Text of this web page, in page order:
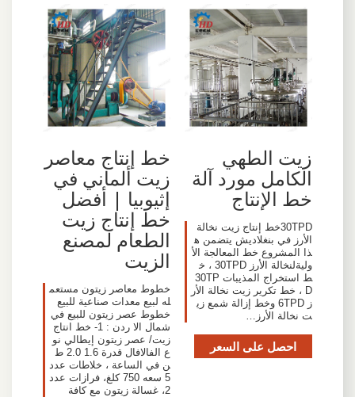
زيت الطهي
الكامل مورد آلة
خط الإنتاج
30TPDخط إنتاج زيت نخالة
الأرز في بنغلاديش يتضمن ه
ذا المشروع خط المعالجة الأ
وليةلنخالة الأرز 30TPD ، خ
ط استخراج المذيبات 30TP
D ، خط تكرير زيت نخالة الأر
ز 6TPD وخط إزالة شمع زي
ت نخالة الأرز…
احصل على السعر
خط إنتاج معاصر
زيت ألماني في
إثيوبيا | أفضل
خط إنتاج زيت
الطعام لمصنع
الزيت
خطوط معاصر زيتون مستعم
له لبيع معدات صناعية للبيع
خطوط عصر زيتون للبيع في
شمال الا ردن : 1- خط انتاج
زيت/ عصر زيتون إيطالي نو
ع الفالافال قدرة 1.6 2.0 ط
ن في الساعة ، خلاطات عدد
5 سعه 750 كلغ، فرازات عدد
2، غسالة زيتون مع كافة